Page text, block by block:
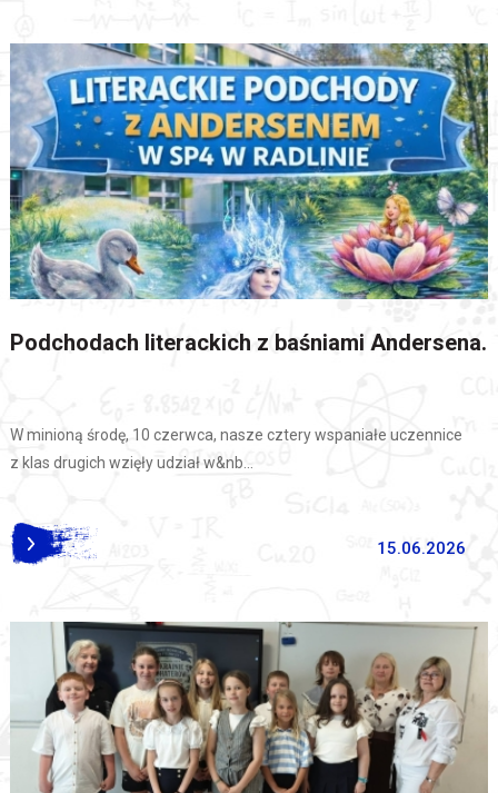
15.06.2026
Podchodach literackich z baśniami Andersena.
W minioną środę, 10 czerwca, nasze cztery wspaniałe uczennice
z klas drugich wzięły udział w&nb...